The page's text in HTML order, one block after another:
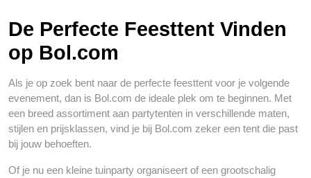
De Perfecte Feesttent Vinden
op Bol.com
Als je op zoek bent naar de perfecte feesttent voor je volgende
evenement, dan is Bol.com de ideale plek om te beginnen. Met
een breed assortiment aan partytenten in verschillende maten,
stijlen en prijsklassen, vind je bij Bol.com zeker een tent die past
bij jouw behoeften.
Of je nu een kleine tuinparty organiseert of een grootschalig